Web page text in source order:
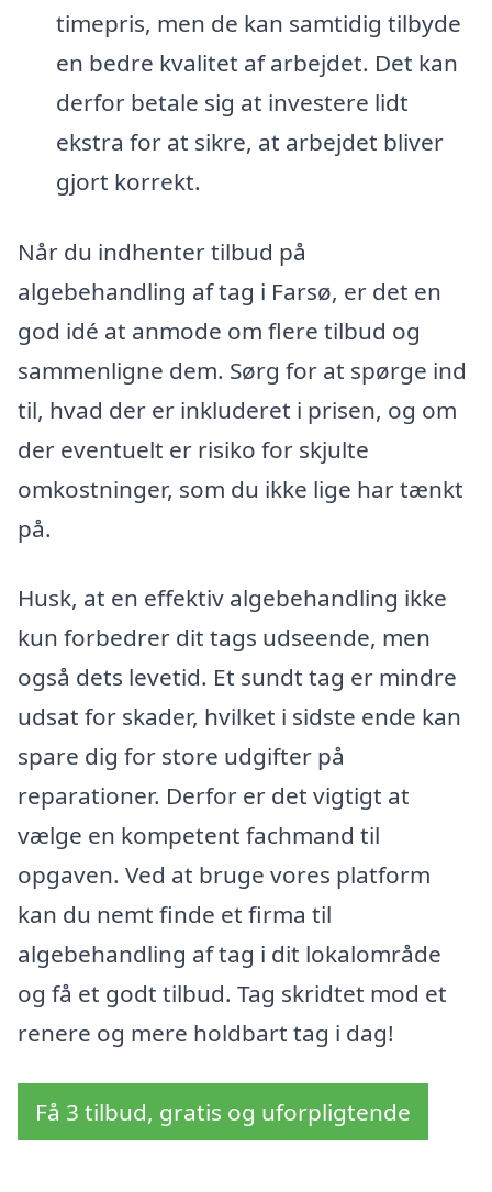
timepris, men de kan samtidig tilbyde
en bedre kvalitet af arbejdet. Det kan
derfor betale sig at investere lidt
ekstra for at sikre, at arbejdet bliver
gjort korrekt.
Når du indhenter tilbud på
algebehandling af tag i Farsø, er det en
god idé at anmode om flere tilbud og
sammenligne dem. Sørg for at spørge ind
til, hvad der er inkluderet i prisen, og om
der eventuelt er risiko for skjulte
omkostninger, som du ikke lige har tænkt
på.
Husk, at en effektiv algebehandling ikke
kun forbedrer dit tags udseende, men
også dets levetid. Et sundt tag er mindre
udsat for skader, hvilket i sidste ende kan
spare dig for store udgifter på
reparationer. Derfor er det vigtigt at
vælge en kompetent fachmand til
opgaven. Ved at bruge vores platform
kan du nemt finde et firma til
algebehandling af tag i dit lokalområde
og få et godt tilbud. Tag skridtet mod et
renere og mere holdbart tag i dag!
Få 3 tilbud, gratis og uforpligtende